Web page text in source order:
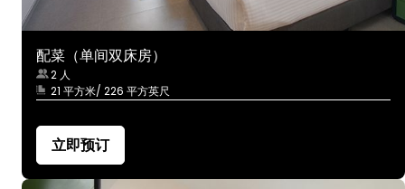
配菜（单间双床房）
2 人
21 平方米/ 226 平方英尺
立即预订